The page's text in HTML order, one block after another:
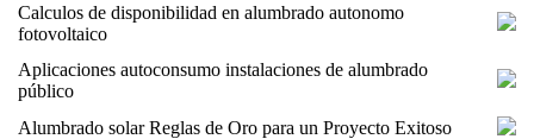
Calculos de disponibilidad en alumbrado autonomo
fotovoltaico
Aplicaciones autoconsumo instalaciones de alumbrado
público
Alumbrado solar Reglas de Oro para un Proyecto Exitoso